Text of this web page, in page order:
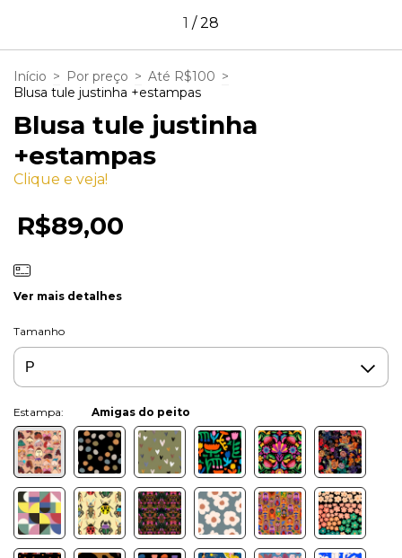
1 /28
Início > Por preço > Até R$100 >
Blusa tule justinha +estampas
Blusa tule justinha
+estampas
Clique e veja!
R$89,00
Ver mais detalhes
Tamanho
Amigas do peito